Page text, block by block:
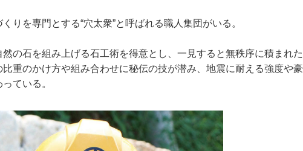
りを専門とする“穴太衆”と呼ばれる職人集団がいる。
の石を組み上げる石工術を得意とし、一見すると無秩序に積まれた
重のかけ方や組み合わせに秘伝の技が潜み、地震に耐える強度や豪
ている。